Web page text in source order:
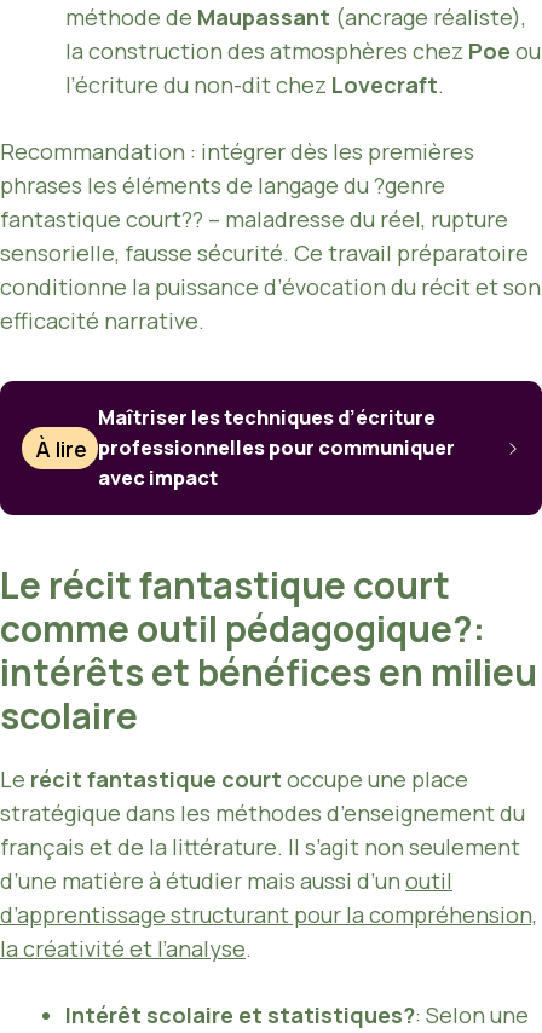
méthode de Maupassant (ancrage réaliste),
la construction des atmosphères chez Poe ou
l’écriture du non-dit chez Lovecraft.
Recommandation : intégrer dès les premières
phrases les éléments de langage du ?genre
fantastique court?? – maladresse du réel, rupture
sensorielle, fausse sécurité. Ce travail préparatoire
conditionne la puissance d’évocation du récit et son
efficacité narrative.
À lire
Maîtriser les techniques d’écriture
professionnelles pour communiquer
avec impact
Le récit fantastique court
comme outil pédagogique?:
intérêts et bénéfices en milieu
scolaire
Le récit fantastique court occupe une place
stratégique dans les méthodes d’enseignement du
français et de la littérature. Il s’agit non seulement
d’une matière à étudier mais aussi d’un outil
d’apprentissage structurant pour la compréhension,
la créativité et l’analyse.
Intérêt scolaire et statistiques?: Selon une